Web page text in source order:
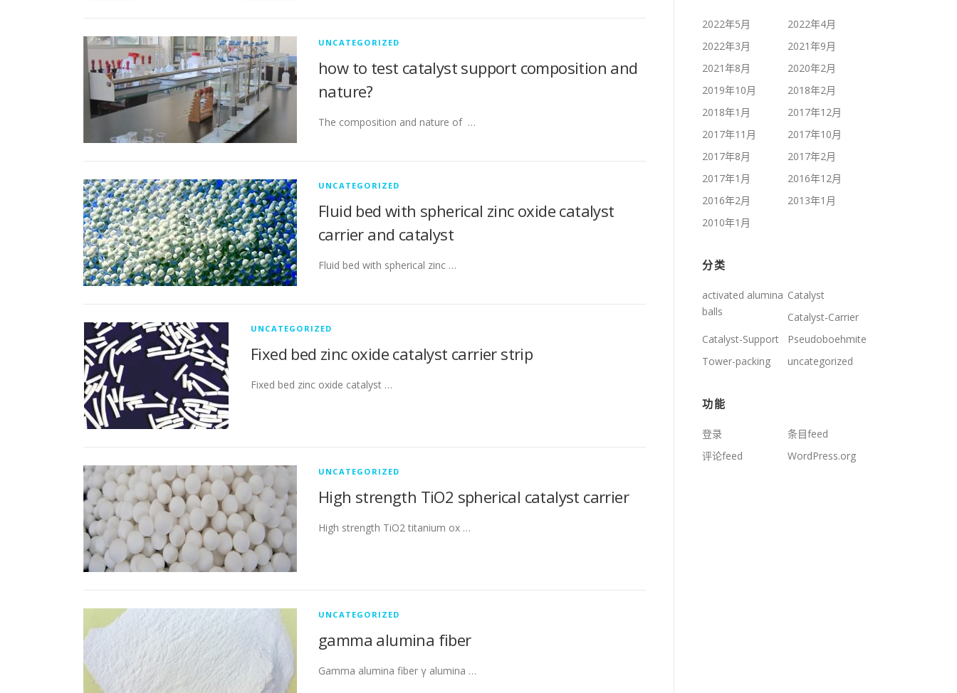
UNCATEGORIZED
how to test catalyst support composition and
nature?
The composition and nature of …
UNCATEGORIZED
Fluid bed with spherical zinc oxide catalyst
carrier and catalyst
Fluid bed with spherical zinc …
UNCATEGORIZED
Fixed bed zinc oxide catalyst carrier strip
Fixed bed zinc oxide catalyst …
UNCATEGORIZED
High strength TiO2 spherical catalyst carrier
High strength TiO2 titanium ox …
UNCATEGORIZED
gamma alumina fiber
Gamma alumina fiber γ alumina …
2022年5月
2022年4月
2022年3月
2021年9月
2021年8月
2020年2月
2019年10月
2018年2月
2018年1月
2017年12月
2017年11月
2017年10月
2017年8月
2017年2月
2017年1月
2016年12月
2016年2月
2013年1月
2010年1月
分类
activated alumina
balls
Catalyst
Catalyst-Carrier
Catalyst-Support
Pseudoboehmite
Tower-packing
uncategorized
功能
登录
条目feed
评论feed
WordPress.org